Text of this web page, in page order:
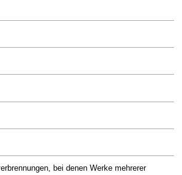
bei denen Werke mehrerer